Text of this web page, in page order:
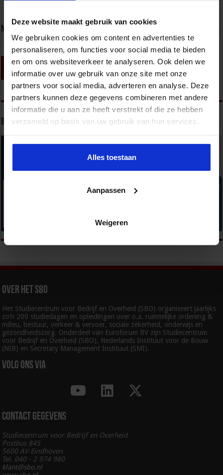
Deze website maakt gebruik van cookies
We gebruiken cookies om content en advertenties te
personaliseren, om functies voor social media te bieden
en om ons websiteverkeer te analyseren. Ook delen we
informatie over uw gebruik van onze site met onze
partners voor social media, adverteren en analyse. Deze
partners kunnen deze gegevens combineren met andere
informatie die u aan ze heeft verstrekt of die ze hebben
verzameld op basis van uw gebruik van hun services.
Alles toestaan
Aanpassen
Weigeren
Nieuwsbrief
Bekijk onze opleidingen
Over het SBO
Het Studiecentrum voor Bedrijf en Overheid (SBO) organiseert jaarlijks
zo’n 200 studiedagen en opleidingen over o.a. ruimtelijke ordening &
milieu, bestuur, verkeer & vervoer, sociale zekerheid, onderwijs en
gezondheidszorg. Onderdeel van Euroforum BV zijn Studiecentrum
voor Bedrijf en Overheid (SBO), Nederlands Instituut voor de Bouw
(NIB) en Secretary Management Instituut (SMI).
Volg ons via
Contact gegevens
Studiecentrum voor Bedrijf en Overheid
Postbus 845
5600 AV Eindhoven
Tel. 040 - 2 974 980
klant@sbo.nl